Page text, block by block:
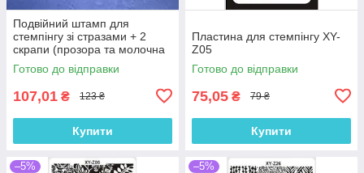
Подвійний штамп для
стемпінгу зі стразами + 2
скрапи (прозора та молочна
подушечки)
Готово до відправки
107,01 ₴ 123 ₴
Купити
Пластина для стемпінгу XY-
Z05
Готово до відправки
75,05 ₴ 79 ₴
Купити
–5% –5%